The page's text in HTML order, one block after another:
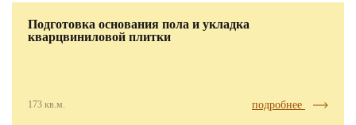
Подготовка основания пола и укладка
кварцвиниловой плитки
173 кв.м. подробнее